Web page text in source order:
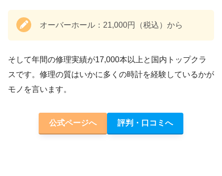
オーバーホール：21,000円（税込）から
そして年間の修理実績が17,000本以上と国内トップクラ
スです。修理の質はいかに多くの時計を経験しているかが
モノを言います。
公式ページへ 評判・口コミへ